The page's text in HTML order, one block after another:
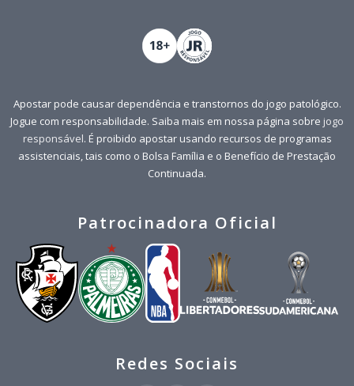
Apostar pode causar dependência e transtornos do jogo patológico.
Jogue com responsabilidade. Saiba mais em nossa página sobre jogo
responsável. É proibido apostar usando recursos de programas
assistenciais, tais como o Bolsa Família e o Benefício de Prestação
Continuada.
Patrocinadora Oficial
Redes Sociais